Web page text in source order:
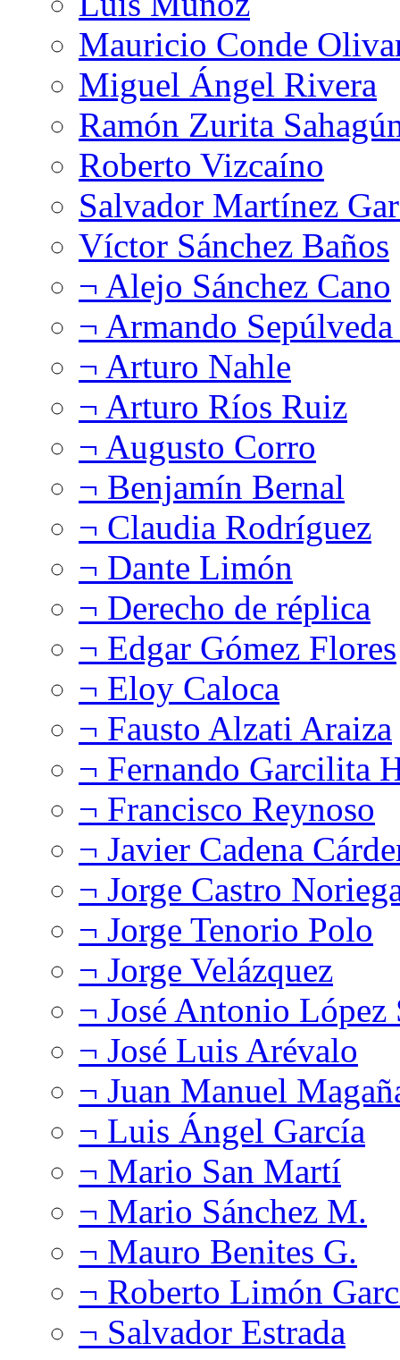
Mauricio Conde
Miguel Ángel Rivera
Ramón Zurita
Roberto Vizcaíno
Salvador Martínez
Víctor Sánchez Baños
¬ Alejo Sánchez Cano
¬ Armando
¬ Arturo Nahle
¬ Arturo Ríos Ruiz
¬ Augusto Corro
¬ Benjamín Bernal
¬ Claudia Rodríguez
¬ Dante Limón
¬ Derecho de réplica
¬ Edgar Gómez Flores
¬ Eloy Caloca
¬ Fausto Alzati Araiza
¬ Fernando Garcilita
¬ Francisco Reynoso
¬ Javier Cadena
¬ Jorge Castro
¬ Jorge Tenorio Polo
¬ Jorge Velázquez
¬ José Antonio López
¬ José Luis Arévalo
¬ Juan Manuel
¬ Luis Ángel García
¬ Mario San Martí
¬ Mario Sánchez M.
¬ Mauro Benites G.
¬ Roberto Limón
¬ Salvador Estrada